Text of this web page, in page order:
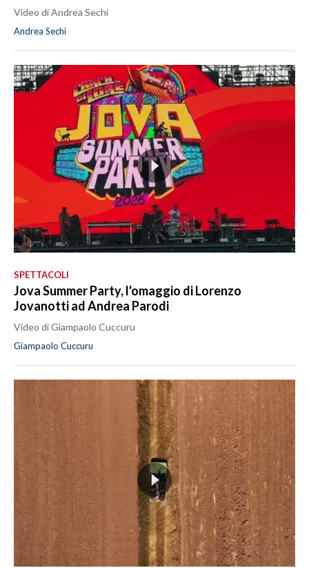
Video di Andrea Sechi
Andrea Sechi
SPETTACOLI
Jova Summer Party, l'omaggio di Lorenzo
Jovanotti ad Andrea Parodi
Video di Giampaolo Cuccuru
Giampaolo Cuccuru